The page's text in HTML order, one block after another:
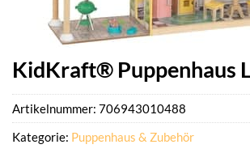
KidKraft® Puppenhaus
Artikelnummer: 706943010488
Kategorie: Puppenhaus & Zubehör